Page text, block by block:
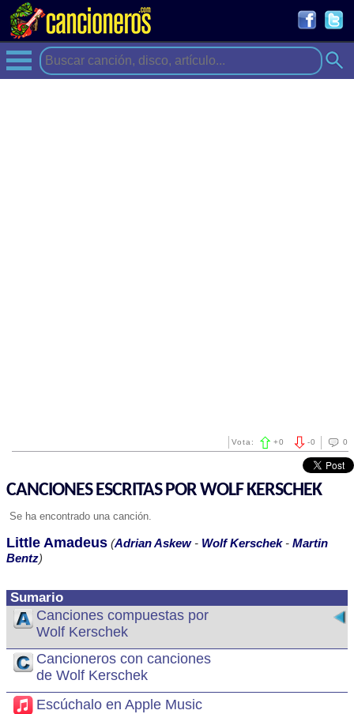
0
-0
Vota: +0
CANCIONES ESCRITAS POR WOLF KERSCHEK
Se ha encontrado una canción.
Sumario
Canciones compuestas por
Wolf Kerschek
Cancioneros con canciones
de Wolf Kerschek
Escúchalo en Apple Music
Little Amadeus (Adrian Askew- Wolf Kerschek- Martin
Bentz)